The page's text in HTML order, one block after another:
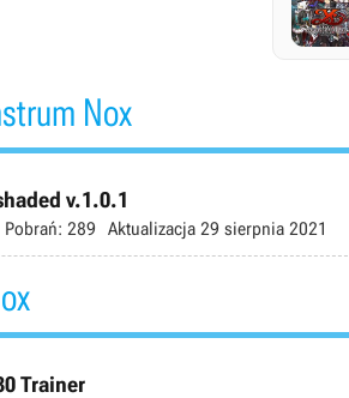
Nox
v.1.0.1
Pobrań: 289 Aktualizacja 29 sierpnia 2021
Trainer